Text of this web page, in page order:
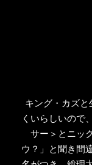
キング・カズ
くいらしいので
サー＞とニッ
ウ？」と聞き間